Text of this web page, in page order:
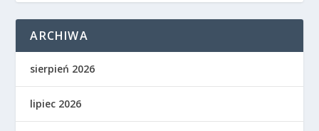
ARCHIWA
sierpień 2026
lipiec 2026